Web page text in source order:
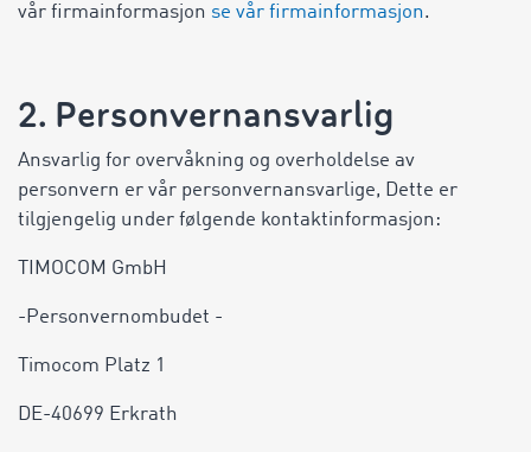
vår firmainformasjon se vår firmainformasjon.
2. Personvernansvarlig
Ansvarlig for overvåkning og overholdelse av
personvern er vår personvernansvarlige, Dette er
tilgjengelig under følgende kontaktinformasjon:
TIMOCOM GmbH
-Personvernombudet -
Timocom Platz 1
DE-40699 Erkrath